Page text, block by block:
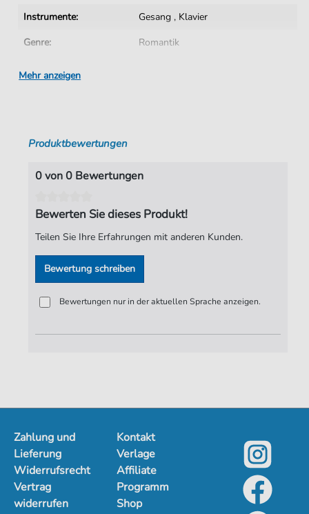
Instrumente:
Gesang , Klavier
Genre:
Romantik
Ära:
Tonart:
Autoren:
Groos
Spieldauer:
:
Jürgen Knuth
Mehr anzeigen
Produktbewertungen
0 von 0 Bewertungen
Bewerten Sie dieses Produkt!
Teilen Sie Ihre Erfahrungen mit anderen Kunden.
Bewertung schreiben
Bewertungen nur in der aktuellen Sprache anzeigen.
Zahlung und
Lieferung
Widerrufsrecht
Vertrag
widerrufen
Kontakt
Verlage
Affiliate
Programm
Shop